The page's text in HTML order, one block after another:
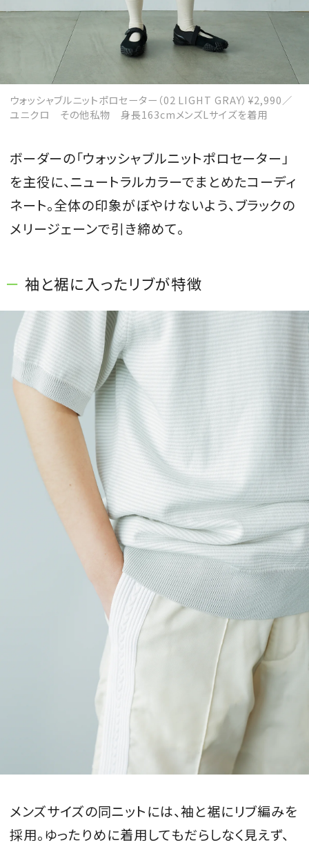
ウォッシャブルニットポロセーター（02 LIGHT GRAY）¥2,990／
ユニクロ その他私物 身長163cmメンズLサイズを着用
ボーダーの「ウォッシャブルニットポロセーター」
を主役に、ニュートラルカラーでまとめたコーディ
ネート。全体の印象がぼやけないよう、ブラックの
メリージェーンで引き締めて。
袖と裾に入ったリブが特徴
メンズサイズの同ニットには、袖と裾にリブ編みを
採用。ゆったりめに着用してもだらしなく見えず、